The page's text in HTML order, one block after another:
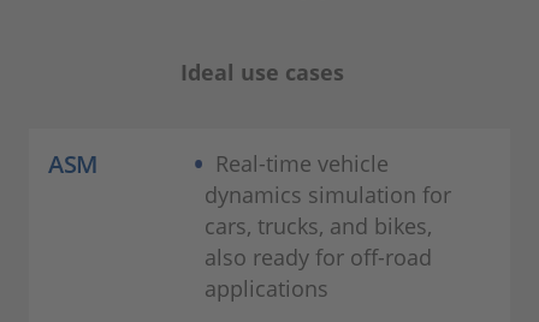
Ideal use cases
ASM
Real-time vehicle
dynamics simulation for
cars, trucks, and bikes,
also ready for off-road
applications